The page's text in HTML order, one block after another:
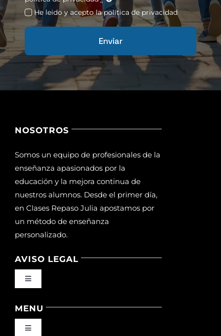
He leido y acepto la política de privacidad
Enviar
NOSOTROS
Somos un equipo de profesionales de la
enseñanza apasionados por la
educación y la mejora continua de
nuestros alumnos. Desde el primer día,
en Clases Repaso Julia apostamos por
un método de enseñanza
personalizado.
AVISO LEGAL
Toggle
Política de privacidad
MENU
Toggle